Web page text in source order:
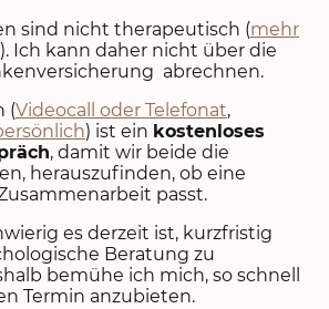
sind nicht therapeutisch (mehr
Ich kann daher nicht über die
abrechnen.
(Videocall oder Telefonat,
) ist ein kostenloses
, damit wir beide die
herauszufinden, ob eine
passt.
es derzeit ist, kurzfristig
Beratung zu
bemühe ich mich, so schnell
Termin anzubieten.